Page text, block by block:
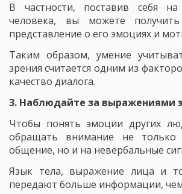
В частности, поставив себя на
человека, вы можете
представление о его эмоциях и
Таким образом, умение
зрения считается одним из
качество диалога.
3. Наблюдайте за выражениями
Чтобы понять эмоции других
обращать внимание не только
общение, но и на невербальные
Язык тела, выражение лица и
передают больше информации,